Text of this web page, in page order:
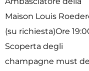
Maison Louis
(su richiesta)Ore
Scoperta degli
champagne must